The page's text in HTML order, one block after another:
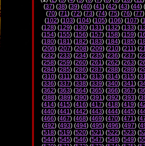
(37) (38) (39) (40) (41) (42) (43) (44) (
(70) (71) (72) (73) (74) (75) (76) (77
(102) (103) (104) (105) (106) (107) (
(128) (129) (130) (131) (132) (133) (
(154) (155) (156) (157) (158) (159) (
(180) (181) (182) (183) (184) (185) (
(206) (207) (208) (209) (210) (211) (
(232) (233) (234) (235) (236) (237) (
(258) (259) (260) (261) (262) (263) (
(284) (285) (286) (287) (288) (289) (
(310) (311) (312) (313) (314) (315) (
(336) (337) (338) (339) (340) (341) (
(362) (363) (364) (365) (366) (367) (
(388) (389) (390) (391) (392) (393) (
(414) (415) (416) (417) (418) (419) (
(440) (441) (442) (443) (444) (445) (
(466) (467) (468) (469) (470) (471) (
(492) (493) (494) (495) (496) (497) (
(518) (519) (520) (521) (522) (523) (
(544) (545) (546) (547) (548) (549) (